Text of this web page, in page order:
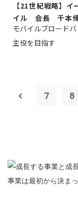
【21世紀戦略】イ
イル 会長 千本
モバイルブロード
主役を目指す
7 8